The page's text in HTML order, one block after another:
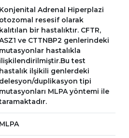
Konjenital Adrenal Hiperplazi
otozomal resesif olarak
kalıtılan bir hastalıktır. CFTR,
ve CTTNBP2 genlerindeki
mutasyonlar hastalıkla
ilişkilendirilmiştir.Bu test
hastalık ilşikili genlerdeki
delesyon/duplikasyon tipi
mutasyonları MLPA yöntemi ile
MLPA